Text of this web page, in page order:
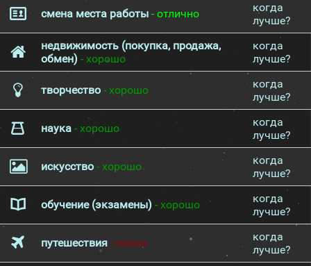
смена места работы - отлично
когда
лучше?
недвижимость (покупка, продажа,
обмен) - хорошо
когда
лучше?
творчество - хорошо
когда
лучше?
наука - хорошо
когда
лучше?
искусство - хорошо
когда
лучше?
обучение (экзамены) - хорошо
когда
лучше?
путешествия - плохо
когда
лучше?